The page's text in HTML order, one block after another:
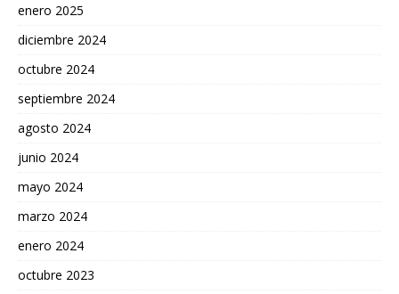
enero 2025
diciembre 2024
octubre 2024
septiembre 2024
agosto 2024
junio 2024
mayo 2024
marzo 2024
enero 2024
octubre 2023